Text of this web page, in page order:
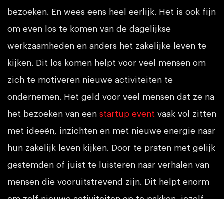
bezoeken. En wees eens heel eerlijk. Het is ook fijn
om even los te komen van de dagelijkse
werkzaamheden en anders het zakelijke leven te
kijken. Dit los komen helpt voor veel mensen om
zich te motiveren nieuwe activiteiten te
ondernemen. Het geld voor veel mensen dat ze na
het bezoeken van een startup event vaak vol zitten
met ideeën, inzichten en met nieuwe energie naar
hun zakelijk leven kijken. Door te praten met gelijk
gestemden of juist te luisteren naar verhalen van
mensen die vooruitstrevend zijn. Dit helpt enorm